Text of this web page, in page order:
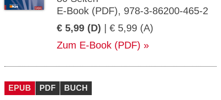
E-Book (PDF), 978-3-86200-465-2
€ 5,99 (D) | € 5,99 (A)
Zum E-Book (PDF)
EPUB PDF BUCH